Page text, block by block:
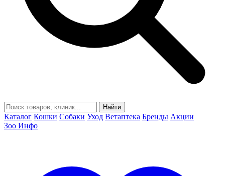
Найти
Каталог Кошки Собаки Уход Ветаптека Бренды Акции
Зоо Инфо